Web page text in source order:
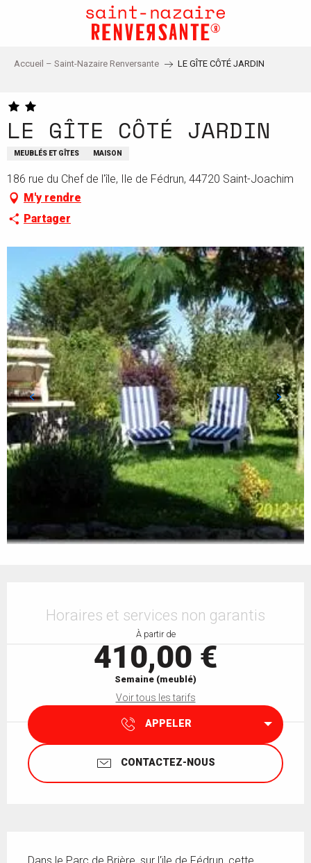
principal
Accueil – Saint-Nazaire Renversante LE GÎTE CÔTÉ JARDIN
LE GÎTE CÔTÉ JARDIN
MEUBLÉS ET GÎTES MAISON
186 rue du Chef de l'île, Ile de Fédrun, 44720 Saint-Joachim
M'y rendre
Partager
Horaires et services non garantis
À partir de
410,00 €
Semaine (meublé)
Voir tous les tarifs
APPELER
CONTACTEZ-NOUS
Dans le Parc de Brière, sur l'ïle de Fédrun, cette